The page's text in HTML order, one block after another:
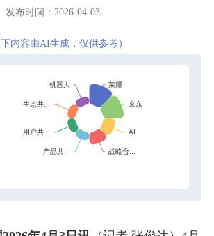
发布时间：2026-04-03
下内容由AI生成，仅供参考）